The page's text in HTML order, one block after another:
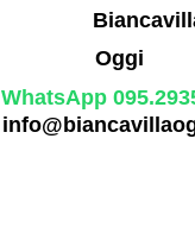
WhatsApp